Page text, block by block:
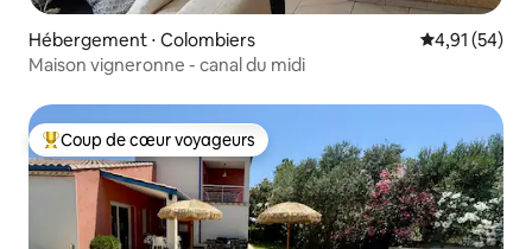
Hébergement ⋅ Colombiers Évaluation
4,91 (54)
Maison vigneronne - canal du midi
Coups de cœur voyageurs les plus appréciés
Coup de cœur voyageurs